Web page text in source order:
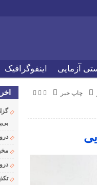
آزمایی اینفوگرافیک
چاپ خبر